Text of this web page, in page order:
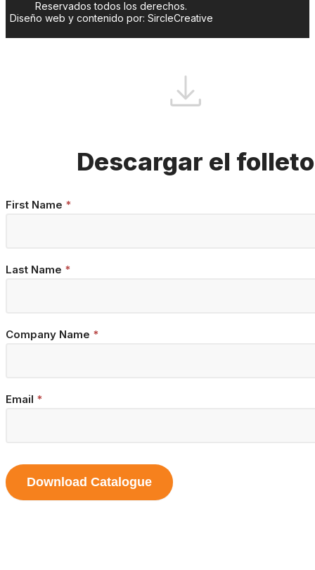
Reservados todos los derechos.
Diseño web y contenido por: SircleCreative
Descargar el folleto
Brochure
First Name *
Last Name *
Company Name *
Email *
Download Catalogue